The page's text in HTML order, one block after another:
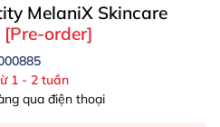
MelaniX Skincare
[Pre-order]
1 - 2 tuần
qua điện thoại